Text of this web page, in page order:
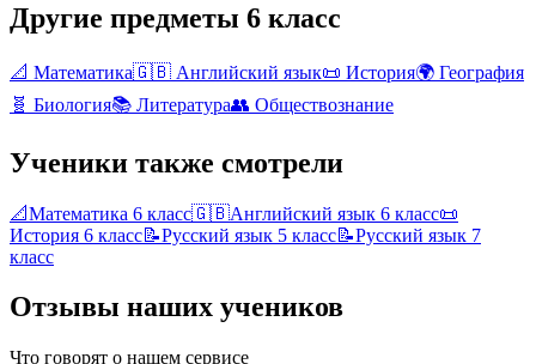
Другие предметы 6 класс
📐 Математика🇬🇧 Английский язык📜 История🌍 География
🧬 Биология📚 Литература👥 Обществознание
Ученики также смотрели
📐Математика 6 класс🇬🇧Английский язык 6 класс📜
История 6 класс📝Русский язык 5 класс📝Русский язык 7
класс
Отзывы наших учеников
Что говорят о нашем сервисе